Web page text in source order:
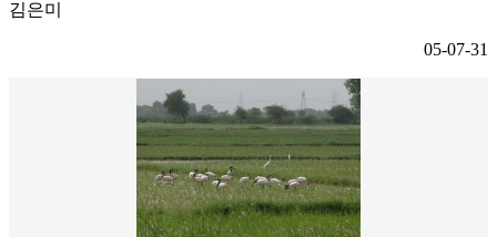
김은미
05-07-31